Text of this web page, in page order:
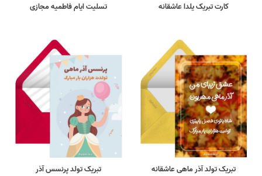
کارت تبریک یلدا عاشقانه تسلیت ایام فاطمیه مجازی
تبریک تولد آذر ماهی عاشقانه تبریک تولد پرنسس آذر